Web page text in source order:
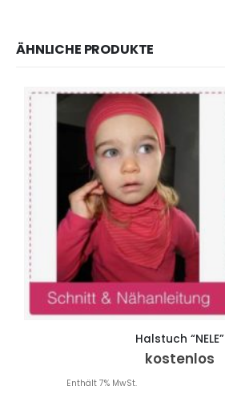
ÄHNLICHE PRODUKTE
Halstuch “NELE”
kostenlos
Enthält 7% MwSt.